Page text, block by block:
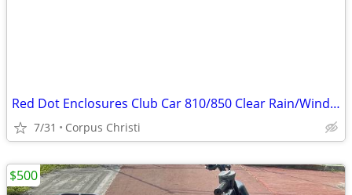
Red Dot Enclosures Club Car 810/850 Clear Rain/Wind Cover
7/31 Corpus Christi
$500